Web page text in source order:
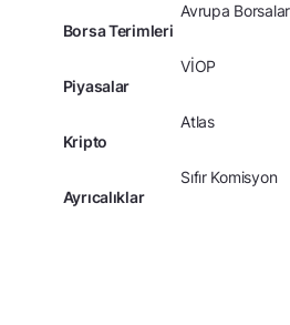
Borsa Terimleri
Piyasalar
Kripto
Ayrıcalıklar
Avrupa
VİOP
Atlas
Sıfır Komisyon